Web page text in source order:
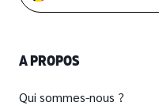
A PROPOS
Qui sommes-nous ?